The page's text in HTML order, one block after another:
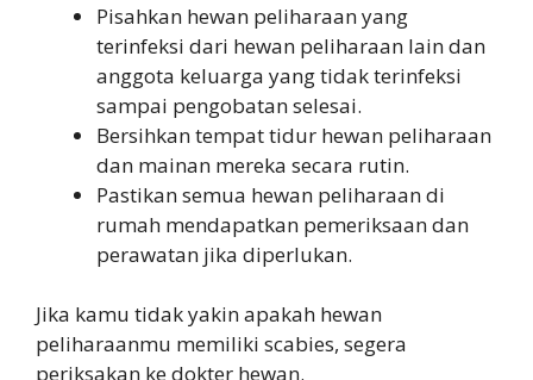
Pisahkan hewan peliharaan yang
terinfeksi dari hewan peliharaan lain dan
anggota keluarga yang tidak terinfeksi
sampai pengobatan selesai.
Bersihkan tempat tidur hewan peliharaan
dan mainan mereka secara rutin.
Pastikan semua hewan peliharaan di
rumah mendapatkan pemeriksaan dan
perawatan jika diperlukan.
Jika kamu tidak yakin apakah hewan
peliharaanmu memiliki scabies, segera
periksakan ke dokter hewan.